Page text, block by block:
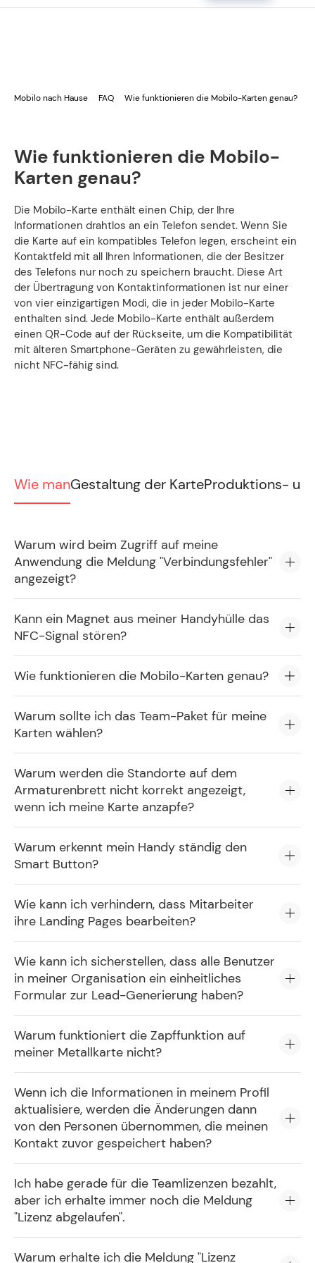
Mobilo nach Hause FAQ Wie funktionieren die Mobilo-Karten genau?
Wie funktionieren die Mobilo-
Karten genau?
Die Mobilo-Karte enthält einen Chip, der Ihre
Informationen drahtlos an ein Telefon sendet. Wenn Sie
die Karte auf ein kompatibles Telefon legen, erscheint ein
Kontaktfeld mit all Ihren Informationen, die der Besitzer
des Telefons nur noch zu speichern braucht. Diese Art
der Übertragung von Kontaktinformationen ist nur einer
von vier einzigartigen Modi, die in jeder Mobilo-Karte
enthalten sind. Jede Mobilo-Karte enthält außerdem
einen QR-Code auf der Rückseite, um die Kompatibilität
mit älteren Smartphone-Geräten zu gewährleisten, die
nicht NFC-fähig sind.
Wie manGestaltung der KarteProduktions-
Warum wird beim Zugriff auf meine
Anwendung die Meldung "Verbindungsfehler"
angezeigt?
Kann ein Magnet aus meiner Handyhülle das
NFC-Signal stören?
Wie funktionieren die Mobilo-Karten genau?
Warum sollte ich das Team-Paket für meine
Karten wählen?
Warum werden die Standorte auf dem
Armaturenbrett nicht korrekt angezeigt,
wenn ich meine Karte anzapfe?
Warum erkennt mein Handy ständig den
Smart Button?
Wie kann ich verhindern, dass Mitarbeiter
ihre Landing Pages bearbeiten?
Wie kann ich sicherstellen, dass alle Benutzer
in meiner Organisation ein einheitliches
Formular zur Lead-Generierung haben?
Warum funktioniert die Zapffunktion auf
meiner Metallkarte nicht?
Wenn ich die Informationen in meinem Profil
aktualisiere, werden die Änderungen dann
von den Personen übernommen, die meinen
Kontakt zuvor gespeichert haben?
Ich habe gerade für die Teamlizenzen bezahlt,
aber ich erhalte immer noch die Meldung
"Lizenz abgelaufen".
Warum erhalte ich die Meldung "Lizenz